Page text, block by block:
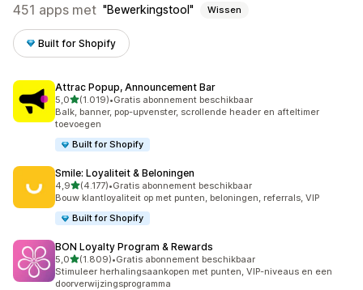
451 apps met Bewerkingstool Wissen
Built for Shopify
Attrac Popup, Announcement Bar
5,0van 5 sterren
(1.019)
1019 recensies in totaal
•Gratis abonnement beschikbaar
Balk, banner, pop-upvenster, scrollende header en afteltimer
toevoegen
Built for Shopify
Smile: Loyaliteit & Beloningen
4,9van 5 sterren
(4.177)
4177 recensies in totaal
•Gratis abonnement beschikbaar
Bouw klantloyaliteit op met punten, beloningen, referrals, VIP
Built for Shopify
BON Loyalty Program & Rewards
5,0van 5 sterren
(1.809)
1809 recensies in totaal
•Gratis abonnement beschikbaar
Stimuleer herhalingsaankopen met punten, VIP-niveaus en een
doorverwijzingsprogramma